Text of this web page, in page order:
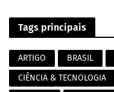
Tags principais
ARTIGO BRASIL
CIÊNCIA & TECNOLOGIA